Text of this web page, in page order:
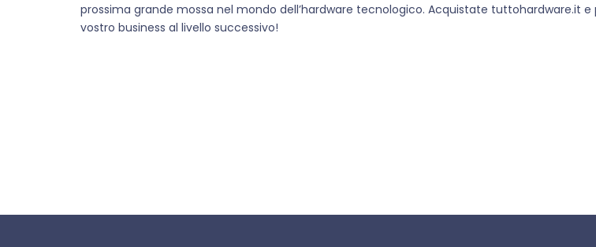
prossima grande mossa nel mondo dell’hardware tecnologico. Acquistate tuttohardware.it e
vostro business al livello successivo!